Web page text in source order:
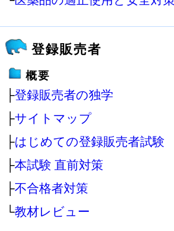
登録販売者
概要
├登録販売者の独学
├サイトマップ
├はじめての登録販売者試験
├本試験 直前対策
├不合格者対策
└教材レビュー